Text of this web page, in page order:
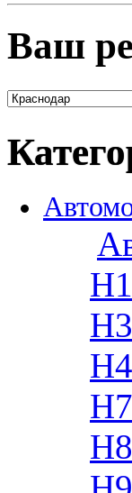
Ваш
H1
H3
H4
H7
H8